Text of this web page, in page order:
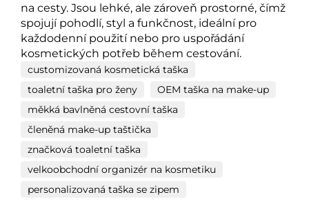
na cesty. Jsou lehké, ale zároveň prostorné, čímž
spojují pohodlí, styl a funkčnost, ideální pro
každodenní použití nebo pro uspořádání
kosmetických potřeb během cestování.
customizovaná kosmetická taška
toaletní taška pro ženy
OEM taška na make-up
měkká bavlněná cestovní taška
členěná make-up taštička
značková toaletní taška
velkoobchodní organizér na kosmetiku
personalizovaná taška se zipem